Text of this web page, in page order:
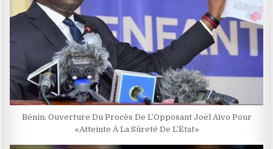
Bénin: Ouverture Du Procès De L’Opposant Joël Aïvo Pour
«Atteinte À La Sûreté De L’État»